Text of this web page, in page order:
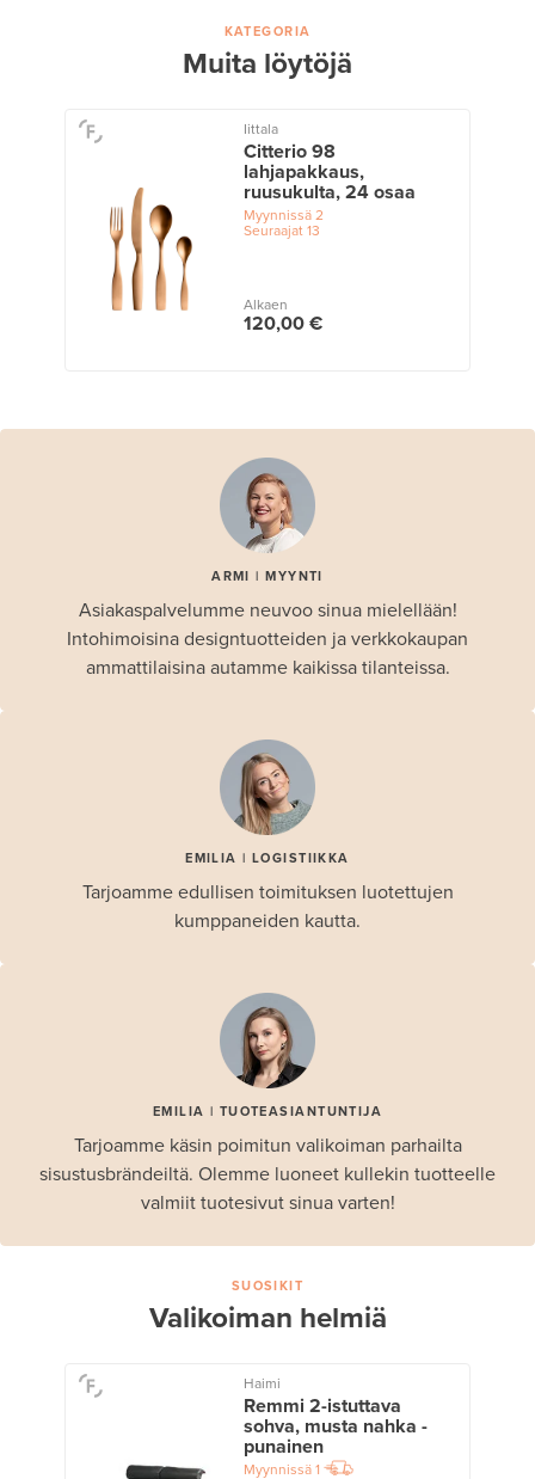
KATEGORIA
Muita löytöjä
Iittala
Citterio 98
lahjapakkaus,
ruusukulta, 24 osaa
Myynnissä2
Seuraajat 13
Alkaen
120,00 €
ARMI | MYYNTI
Asiakaspalvelumme neuvoo sinua mielellään!
Intohimoisina designtuotteiden ja verkkokaupan
ammattilaisina autamme kaikissa tilanteissa.
EMILIA | LOGISTIIKKA
Tarjoamme edullisen toimituksen luotettujen
kumppaneiden kautta.
EMILIA | TUOTEASIANTUNTIJA
Tarjoamme käsin poimitun valikoiman parhailta
sisustusbrändeiltä. Olemme luoneet kullekin tuotteelle
valmiit tuotesivut sinua varten!
SUOSIKIT
Valikoiman helmiä
Haimi
Remmi 2-istuttava
sohva, musta nahka -
punainen
Myynnissä1